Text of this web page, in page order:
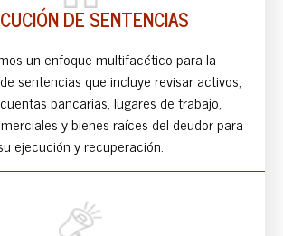
DE SENTENCIAS
un enfoque multifacético para la
sentencias que incluye revisar activos,
bancarias, lugares de trabajo,
y bienes raíces del deudor para
ejecución y recuperación.